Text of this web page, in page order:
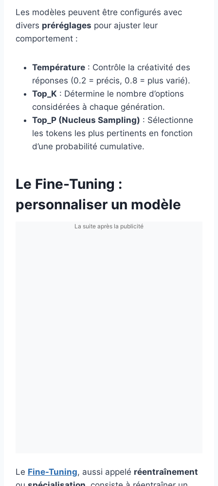
Les modèles peuvent être configurés avec
divers préréglages pour ajuster leur
comportement :
Température : Contrôle la créativité des
réponses (0.2 = précis, 0.8 = plus varié).
Top_K : Détermine le nombre d’options
considérées à chaque génération.
Top_P (Nucleus Sampling) : Sélectionne
les tokens les plus pertinents en fonction
d’une probabilité cumulative.
Le Fine-Tuning :
personnaliser un modèle
La suite après la publicité
Le Fine-Tuning, aussi appelé réentraînement